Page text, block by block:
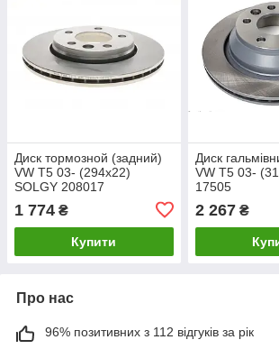
Диск тормозной (задний)
VW T5 03- (294x22)
SOLGY 208017
1 774 ₴
Купити
Диск
VW T5 03-
17505
2 267₴
Про нас
96% позитивних з 112 відгуків за рік